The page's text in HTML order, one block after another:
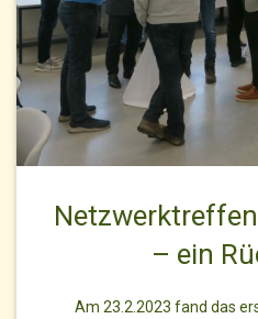
– ein
Am 23.2.2023 fand das